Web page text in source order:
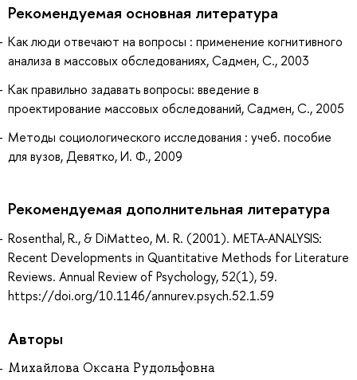
Рекомендуемая основная литература
Как люди отвечают на вопросы : применение когнитивного
анализа в массовых обследованиях, Садмен, С., 2003
Как правильно задавать вопросы: введение в
проектирование массовых обследований, Садмен, С., 2005
Методы социологического исследования : учеб. пособие
для вузов, Девятко, И. Ф., 2009
Рекомендуемая дополнительная литература
Rosenthal, R., & DiMatteo, M. R. (2001). META-ANALYSIS:
Recent Developments in Quantitative Methods for Literature
Reviews. Annual Review of Psychology, 52(1), 59.
https://doi.org/10.1146/annurev.psych.52.1.59
Авторы
Михайлова Оксана Рудольфовна